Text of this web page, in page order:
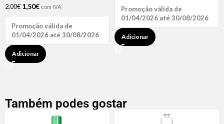
2,00€ 1,50€ com IVA
Promoção válida de
01/04/2026 até 30/08/2026
Adicionar
Promoção válida de
01/04/2026 até 30/08/2026
Adicionar
Também podes gostar